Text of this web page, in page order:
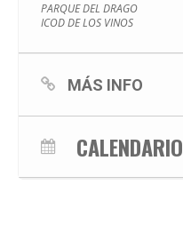
PARQUE DEL DRAGO
ICOD DE LOS VINOS
MÁS INFO
CALENDARIO